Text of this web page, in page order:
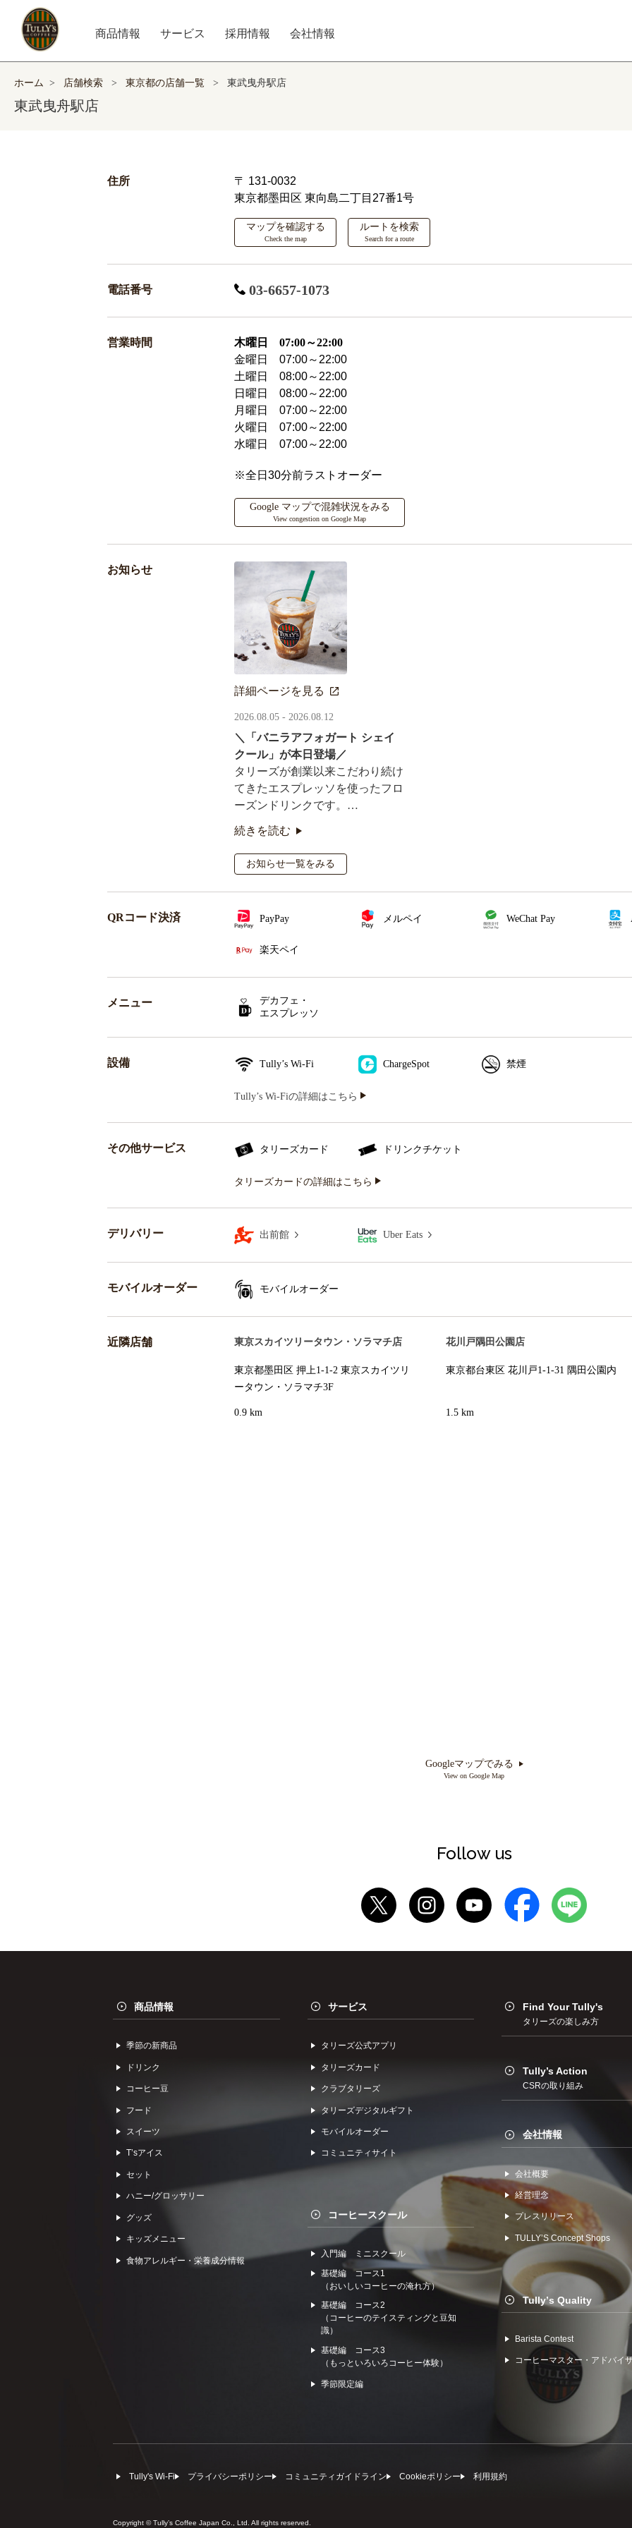
商品情報 サービス 採用情報 会社情報
ホーム > 店舗検索 > 東京都の店舗一覧 > 東武曳舟駅店
東武曳舟駅店
住所
〒 131-0032
東京都墨田区 東向島二丁目27番1号
マップを確認する
Check the map
ルートを検索
Search for a route
電話番号 03-6657-1073
営業時間
木曜日 07:00～22:00
金曜日 07:00～22:00
土曜日 08:00～22:00
日曜日 08:00～22:00
月曜日 07:00～22:00
火曜日 07:00～22:00
水曜日 07:00～22:00
※全日30分前ラストオーダー
Google マップで混雑状況をみる
View congestion on Google Map
お知らせ
詳細ページを見る
2026.08.05 - 2026.08.12
＼「バニラアフォガート シェイ
クール」が本日登場／
タリーズが創業以来こだわり続け
てきたエスプレッソを使ったフロ
ーズンドリンクです。
オリジナルシールがその場で当た
るキャンペーンも実施！
続きを読む
お知らせ一覧をみる
QRコード決済 PayPay メルペイ WeChat Pay
楽天ペイ
メニュー
デカフェ・
エスプレッソ
設備 Tully’s Wi-Fi ChargeSpot 禁煙
Tully’s Wi-Fiの詳細はこちら
その他サービス タリーズカード ドリンクチケット
タリーズカードの詳細はこちら
デリバリー 出前館 Uber Eats
モバイルオーダー モバイルオーダー
近隣店舗 東京スカイツリータウン・ソラマチ店
東京都墨田区 押上1-1-2 東京スカイツリ
ータウン・ソラマチ3F
0.9 km
花川戸隅田公園店
東京都台東区 花川戸1-1-31 隅田公園内
1.5 km
Googleマップでみる
View on Google Map
Follow us
商品情報
季節の新商品
ドリンク
コーヒー⾖
フード
スイーツ
Tʼsアイス
セット
ハニー/グロッサリー
グッズ
キッズメニュー
食物アレルギー・栄養成分情報
サービス
タリーズ公式アプリ
タリーズカード
クラブタリーズ
タリーズデジタルギフト
モバイルオーダー
コミュニティサイト
コーヒースクール
入門編 ミニスクール
基礎編 コース1
（おいしいコーヒーの淹れ方）
基礎編 コース2
（コーヒーのテイスティングと豆知
識）
基礎編 コース3
（もっといろいろコーヒー体験）
季節限定編
Find Your Tully's
タリーズの楽しみ方
Tully’s Action
CSRの取り組み
会社情報
会社概要
経営理念
プレスリリース
TULLYʼS Concept Shops
Tullyʼs Quality
Barista Contest
コーヒーマスター・アドバイ
Tully's Wi-Fi プライバシーポリシー コミュニティガイドライン Cookieポリシー 利⽤規約
Copyright © Tullyʼs Coffee Japan Co., Ltd. All rights reserved.